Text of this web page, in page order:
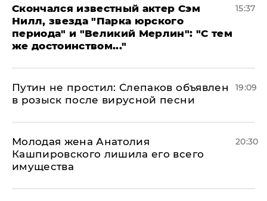
Скончался известный актер Сэм
Нилл, звезда "Парка юрского
периода" и "Великий Мерлин": "С тем
же достоинством..."
15:37
Путин не простил: Слепаков объявлен
в розыск после вирусной песни
19:09
Молодая жена Анатолия
Кашпировского лишила его всего
имущества
20:30